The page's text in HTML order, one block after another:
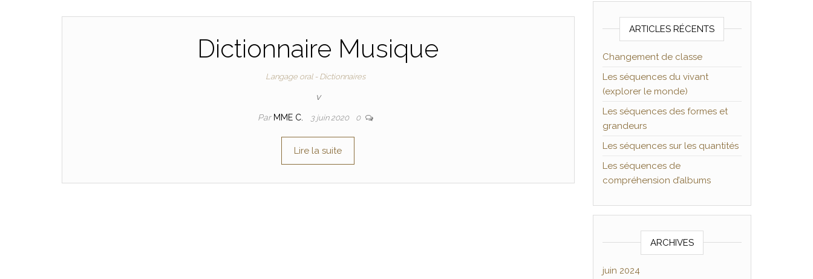
Dictionnaire Musique
Langage oral - Dictionnaires
v
Par MME C. 3 juin 2020 0
Lire la suite
ARTICLES RÉCENTS
Changement de classe
Les séquences du vivant
(explorer le monde)
Les séquences des formes et
grandeurs
Les séquences sur les quantités
Les séquences de
compréhension d’albums
ARCHIVES
juin 2024